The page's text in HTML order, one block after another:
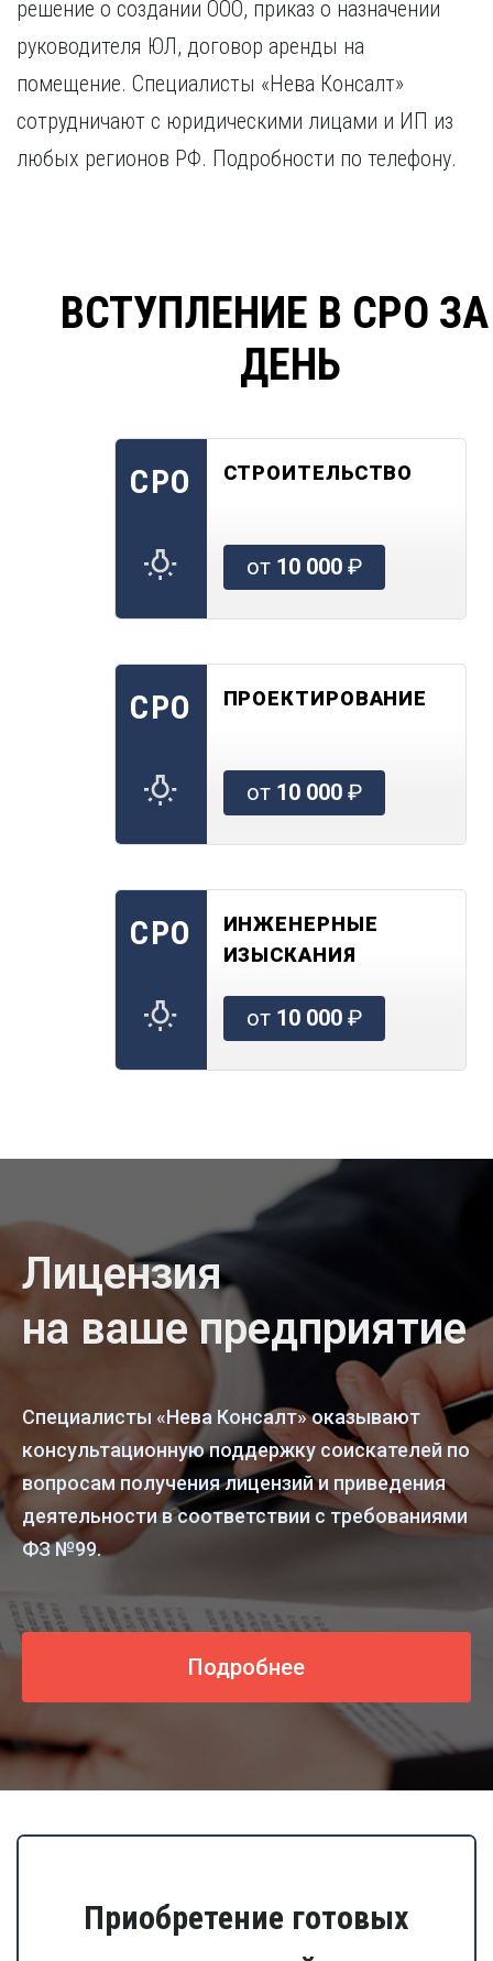
решение о создании ООО, приказ о назначении
руководителя ЮЛ, договор аренды на
помещение. Специалисты «Нева Консалт»
сотрудничают с юридическими лицами и ИП из
любых регионов РФ. Подробности по телефону.
ВСТУПЛЕНИЕ В СРО
ДЕНЬ
СРО СТРОИТЕЛЬСТВО
от 10 000₽
СРО ПРОЕКТИРОВАНИЕ
от 10 000₽
СРО
ИНЖЕНЕРНЫЕ
ИЗЫСКАНИЯ
от 10 000₽
Лицензия
на ваше предприятие
Специалисты «Нева Консалт» оказывают
консультационную поддержку соискателей по
вопросам получения лицензий и приведения
деятельности в соответствии с требованиями
ФЗ №99.
Подробнее
Приобретение готовых